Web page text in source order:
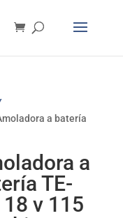
a batería
a
TE-
18 v 115